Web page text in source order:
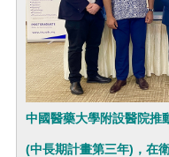
中國醫藥大學附設醫院推
(中長期計畫第三年)，在